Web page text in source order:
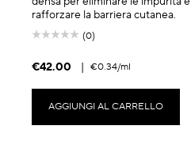
rafforzare la barriera cutanea.
(0)
€42.00 | €0.34/ml
AGGIUNGI AL CARRELLO